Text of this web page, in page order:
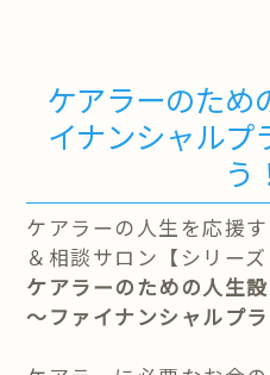
ケアラーのため
イナンシャルプ
う
ケアラーの人生を応援
＆相談サロン【シリーズ
ケアラーのための人生
～ファイナンシャルプ